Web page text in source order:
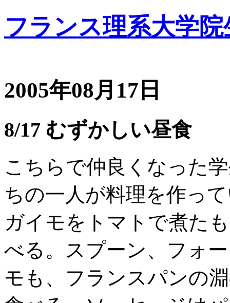
フランス理系大学
2005年08月17日
8/17 むずかしい昼食
こちらで仲良くなった
ちの一人が料理を作っ
ガイモをトマトで煮た
べる。スプーン、フォ
モも、フランスパンの